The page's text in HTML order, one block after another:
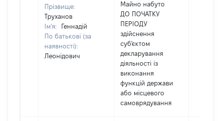
Прізвище:
Труханов
Ім'я:
Геннадій
По батькові (за
наявності):
Леонідович
Майно набуто
ДО ПОЧАТКУ
ПЕРІОДУ
здійснення
суб'єктом
декларування
діяльності із
виконання
функцій держави
або місцевого
самоврядування